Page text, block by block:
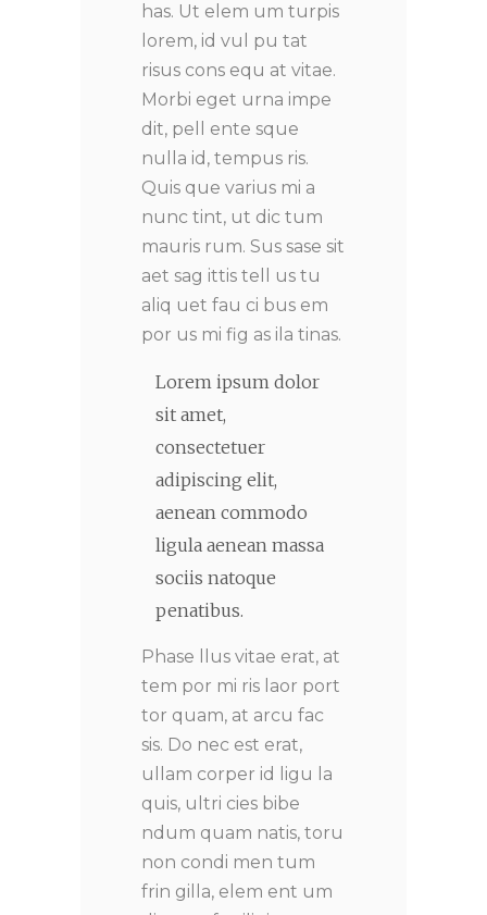
has. Ut elem um turpis
lorem, id vul pu tat
risus cons equ at vitae.
Morbi eget urna impe
dit, pell ente sque
nulla id, tempus ris.
Quis que varius mi a
nunc tint, ut dic tum
mauris rum. Sus sase sit
aet sag ittis tell us tu
aliq uet fau ci bus em
por us mi fig as ila tinas.
Lorem ipsum dolor
sit amet,
consectetuer
adipiscing elit,
aenean commodo
ligula aenean massa
sociis natoque
penatibus.
Phase llus vitae erat, at
tem por mi ris laor port
tor quam, at arcu fac
sis. Do nec est erat,
ullam corper id ligu la
quis, ultri cies bibe
ndum quam natis, toru
non condi men tum
frin gilla, elem ent um